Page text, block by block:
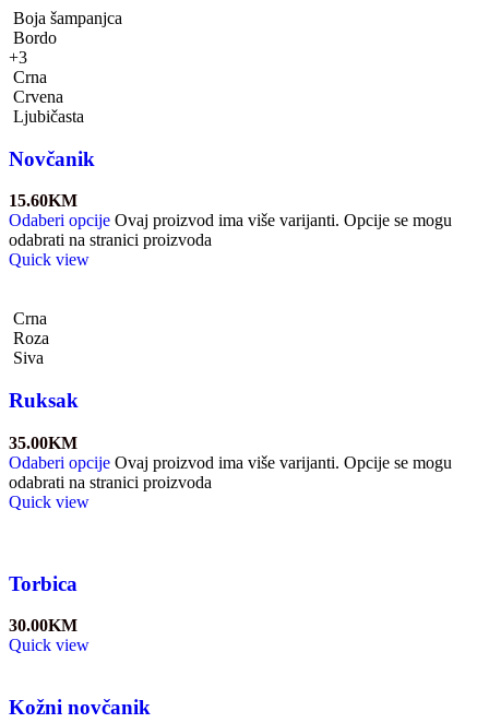
Boja šampanjca
Bordo
+3
Crna
Crvena
Ljubičasta
Novčanik
15.60KM
Odaberi opcije Ovaj proizvod ima više varijanti. Opcije se mogu
odabrati na stranici proizvoda
Quick view
Crna
Roza
Siva
Ruksak
35.00KM
Odaberi opcije Ovaj proizvod ima više varijanti. Opcije se mogu
odabrati na stranici proizvoda
Quick view
Torbica
30.00KM
Quick view
Kožni novčanik